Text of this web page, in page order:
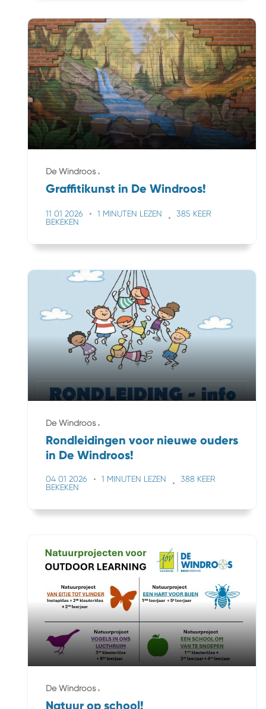
De Windroos
Graffitikunst in De Windroos!
11 01 2026 1 MINUTEN LEZEN
385 KEER
BEKEKEN
De Windroos
Rondleidingen voor nieuwe ouders
in De Windroos!
04 01 2026 1 MINUTEN LEZEN
388 KEER
BEKEKEN
De Windroos
Natuur op school!